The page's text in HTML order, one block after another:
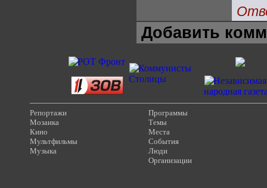
Добавить
Репортажи
Мозаика
Кино
Мультфильмы
Музыка
Программы
Темы
Места
События
Люди
Организации